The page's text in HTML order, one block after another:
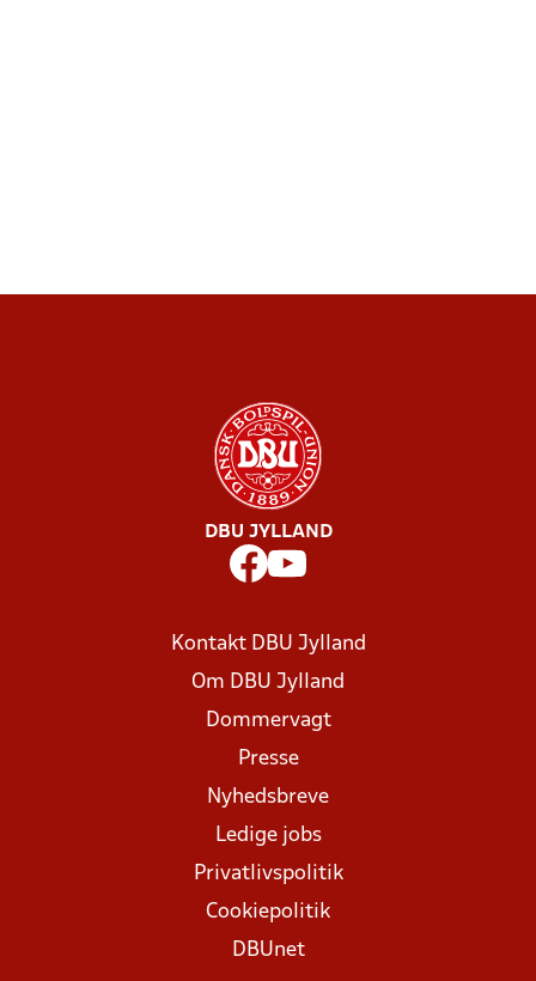
DBU JYLLAND
Kontakt DBU Jylland
Om DBU Jylland
Dommervagt
Presse
Nyhedsbreve
Ledige jobs
Privatlivspolitik
Cookiepolitik
DBUnet